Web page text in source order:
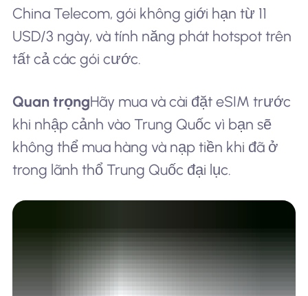
China Telecom, gói không giới hạn từ 11
USD/3 ngày, và tính năng phát hotspot trên
tất cả các gói cước.
Quan trọngHãy mua và cài đặt eSIM trước
khi nhập cảnh vào Trung Quốc vì bạn sẽ
không thể mua hàng và nạp tiền khi đã ở
trong lãnh thổ Trung Quốc đại lục.